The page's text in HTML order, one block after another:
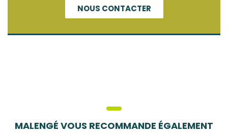
NOUS CONTACTER
MALENGÉ VOUS RECOMMANDE ÉGALEMENT